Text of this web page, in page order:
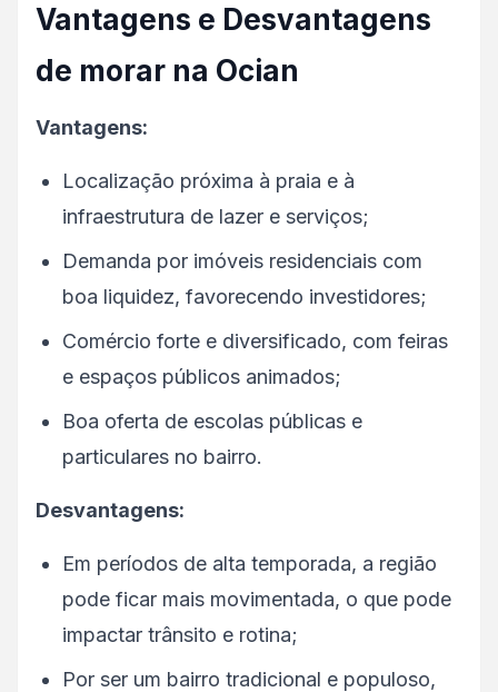
Vantagens e Desvantagens
de morar na Ocian
Vantagens:
Localização próxima à praia e à
infraestrutura de lazer e serviços;
Demanda por imóveis residenciais com
boa liquidez, favorecendo investidores;
Comércio forte e diversificado, com feiras
e espaços públicos animados;
Boa oferta de escolas públicas e
particulares no bairro.
Desvantagens:
Em períodos de alta temporada, a região
pode ficar mais movimentada, o que pode
impactar trânsito e rotina;
Por ser um bairro tradicional e populoso,